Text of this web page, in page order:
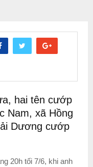
hai tên cướp
Nam, xã Hồng
Dương cướp
20h tối 7/6, khi anh